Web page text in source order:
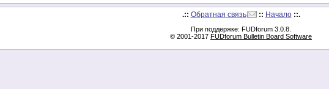
.:: Обратная связь :: Начало ::.
При поддержке: FUDforum 3.0.8.
© 2001-2017 FUDforum Bulletin Board Software